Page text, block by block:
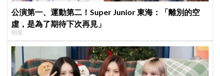
公演第一、運動第二！Super Junior 東海：「離別的空
虛，是為了期待下次再見」
明星